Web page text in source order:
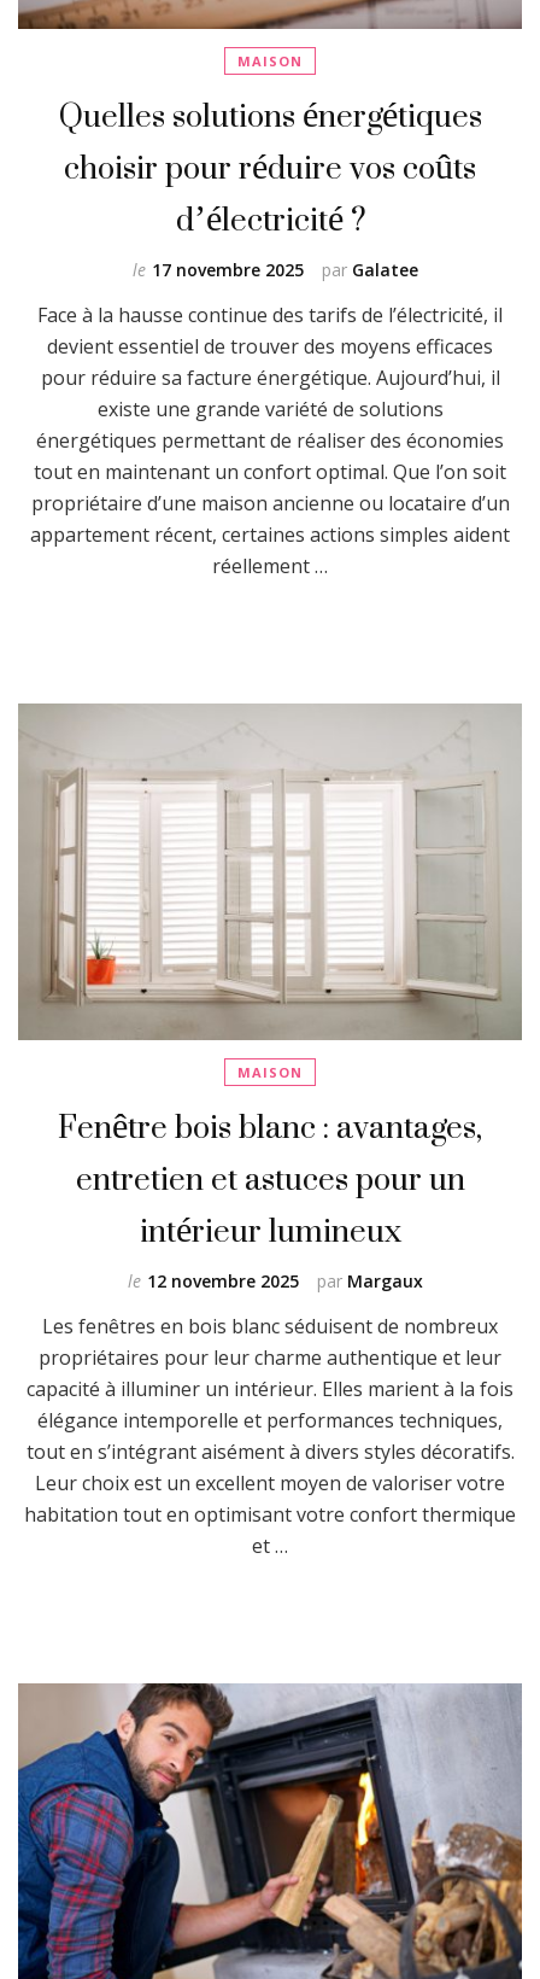
MAISON
Quelles solutions énergétiques
choisir pour réduire vos coûts
d’électricité ?
par Galatee
le 17 novembre 2025
Face à la hausse continue des tarifs de l’électricité, il
devient essentiel de trouver des moyens efficaces
pour réduire sa facture énergétique. Aujourd’hui, il
existe une grande variété de solutions
énergétiques permettant de réaliser des économies
tout en maintenant un confort optimal. Que l’on soit
propriétaire d’une maison ancienne ou locataire d’un
appartement récent, certaines actions simples aident
réellement …
MAISON
Fenêtre bois blanc : avantages,
entretien et astuces pour un
intérieur lumineux
par Margaux
le 12 novembre 2025
Les fenêtres en bois blanc séduisent de nombreux
propriétaires pour leur charme authentique et leur
capacité à illuminer un intérieur. Elles marient à la fois
élégance intemporelle et performances techniques,
tout en s’intégrant aisément à divers styles décoratifs.
Leur choix est un excellent moyen de valoriser votre
habitation tout en optimisant votre confort thermique
et …